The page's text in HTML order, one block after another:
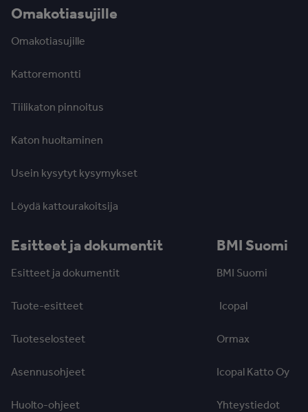
Omakotiasujille
Omakotiasujille
Kattoremontti
Tiilikaton pinnoitus
Katon huoltaminen
Usein kysytyt kysymykset
Löydä kattourakoitsija
Esitteet ja dokumentit
Esitteet ja dokumentit
Tuote-esitteet
Tuoteselosteet
Asennusohjeet
Huolto-ohjeet
BMI Suomi
BMI Suomi
Icopal
Ormax
Icopal Katto Oy
Yhteystiedot